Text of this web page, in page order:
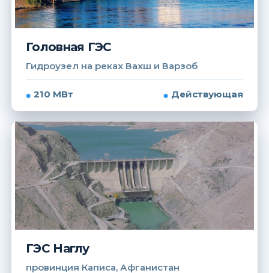
Головная ГЭС
Гидроузел на реках Вахш и Варзоб
210 МВт Действующая
ГЭС Наглу
провинция Каписа, Афганистан